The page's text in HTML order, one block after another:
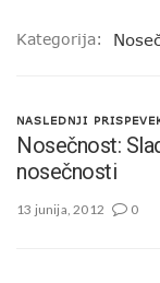
Kategorija:
NASLEDNJI
Nosečnost:
nosečnosti
13 junija, 2012 0